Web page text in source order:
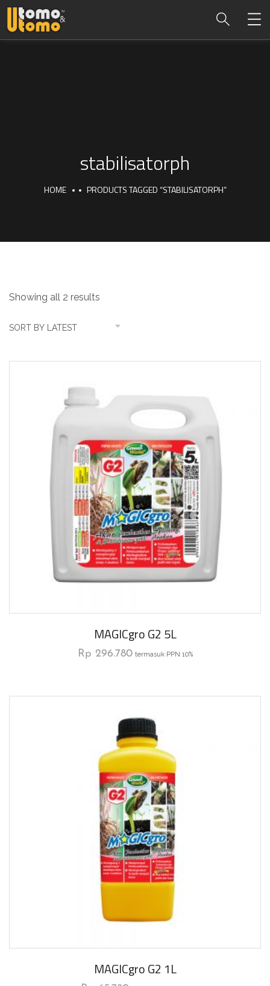
stabilisatorph
HOME PRODUCTS TAGGED “STABILISATORPH”
Showing all 2 results
MAGICgro G2 5L
Rp 296.780 termasuk PPN 10%
MAGICgro G2 1L